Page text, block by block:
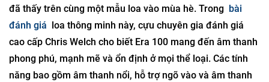
đã thấy trên cùng một mẫu loa vào mùa hè. Trong bài
đánh giá loa thông minh này, cựu chuyên gia đánh giá
cao cấp Chris Welch cho biết Era 100 mang đến âm thanh
phong phú, mạnh mẽ và ổn định ở mọi thể loại. Các tính
năng bao gồm âm thanh nổi, hỗ trợ ngõ vào và âm thanh